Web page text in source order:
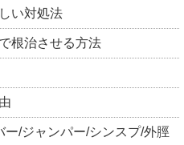
い対処法
根治させる方法
/ジャンパー/シンスプ/外脛